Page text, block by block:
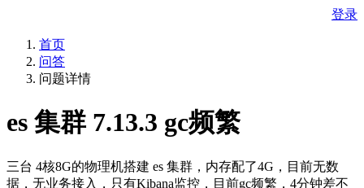
登录
首页
问答
问题详情
es 集群 7.13.3 gc频繁
三台 4核8G的物理机搭建 es 集群，内存配了4G，目前无数
据，无业务接入，只有Kibana监控，目前gc频繁，4分钟差不